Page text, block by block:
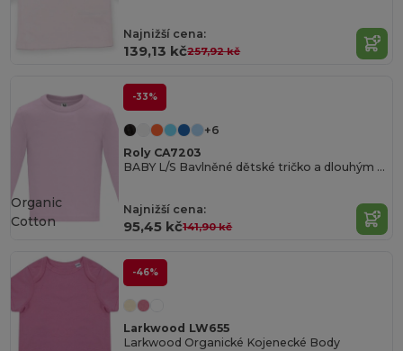
Najnižší cena:
139,13 kč257,92 kč
-33%
+6
Roly CA7203
BABY L/S Bavlněné dětské tričko a dlouhým rukávem
Najnižší cena:
95,45 kč141,90 kč
Organic
Cotton
-46%
Larkwood LW655
Larkwood Organické Kojenecké Body